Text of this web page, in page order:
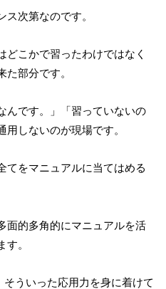
ス次第なのです。
どこかで習ったわけではなく
部分です。
んです。」「習っていないの
しないのが現場です。
てをマニュアルに当てはめる
面的多角的にマニュアルを活
。
ういった応用力を身に着けて